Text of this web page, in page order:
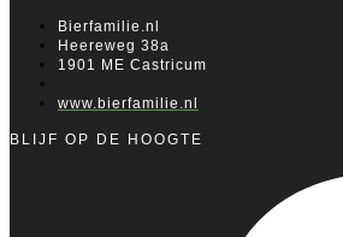
Bierfamilie.nl
Heereweg 38a
1901 ME Castricum
www.bierfamilie.nl
BLIJF OP DE HOOGTE